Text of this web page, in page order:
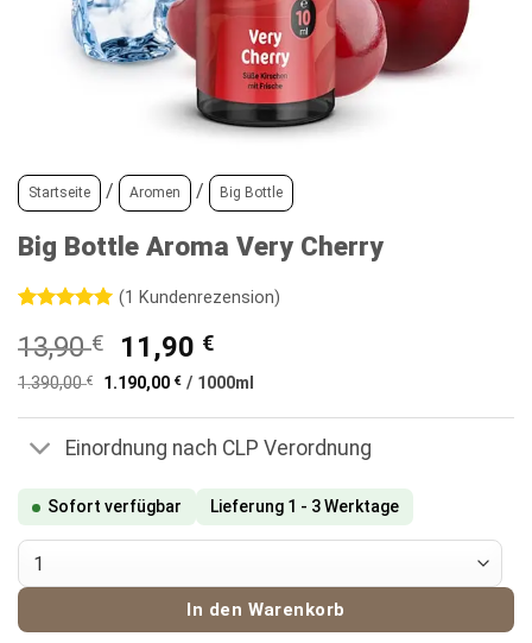
Startseite / Aromen / Big Bottle
Big Bottle Aroma Very Cherry
mit5von
5, basierend
auf
(1 Kundenrezension)
13,90€
Ursprünglicher
Preis
war:
13,90 €
11,90 €Aktueller
Preis
11,90 €.
1.390,00€ 1.190,00€ / 1000ml
Einordnung nach CLP Verordnung
Sofort verfügbar Lieferung 1 - 3 Werktage
Big Bottle Aroma Very Cherry Menge
In den Warenkorb